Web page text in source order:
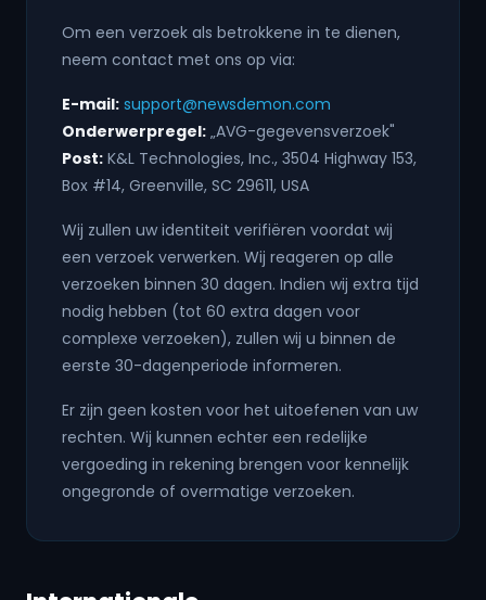
Om een verzoek als betrokkene in te dienen,
neem contact met ons op via:
E-mail: support@newsdemon.com
Onderwerpregel: „AVG-gegevensverzoek"
Post: K&L Technologies, Inc., 3504 Highway 153,
Box #14, Greenville, SC 29611, USA
Wij zullen uw identiteit verifiëren voordat wij
een verzoek verwerken. Wij reageren op alle
verzoeken binnen 30 dagen. Indien wij extra tijd
nodig hebben (tot 60 extra dagen voor
complexe verzoeken), zullen wij u binnen de
eerste 30-dagenperiode informeren.
Er zijn geen kosten voor het uitoefenen van uw
rechten. Wij kunnen echter een redelijke
vergoeding in rekening brengen voor kennelijk
ongegronde of overmatige verzoeken.